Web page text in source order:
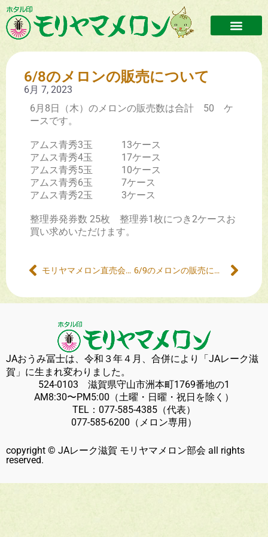
6/8のメロンの販売について
6月 7, 2023
6月8日（木）のメロンの販売数は合計 50 ケ
ースです。
アムス青秀3玉 13ケース
アムス青秀4玉 17ケース
アムス青秀5玉 10ケース
アムス青秀6玉 7ケース
アムス青秀2玉 3ケース
整理券発券数 25枚 整理券1枚につき2ケースお
買い求めいただけます。
モリヤマメロン直売会の予定について 6/9のメロンの販売について
JAおうみ冨士は、令和３年４月、合併により「JAレーク滋
賀」に生まれ変わりました。
524-0103 滋賀県守山市洲本町1769番地の1
AM8:30〜PM5:00（土曜・日曜・祝日を除く）
TEL： 077-585-4385 （代表）
077-585-6200 （メロン専用）
copyright © JAレーク滋賀 モリヤマメロン部会 all rights
reserved.